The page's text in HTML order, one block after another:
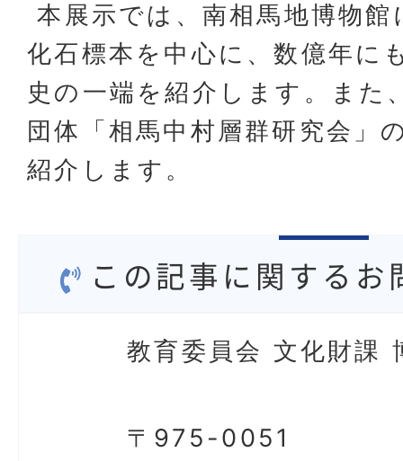
本展示では、南相馬地博物
化石標本を中心に、数億年に
史の一端を紹介します。また
団体「相馬中村層群研究会」
紹介します。
この記事に関するお
教育委員会 文化財課
〒975-0051